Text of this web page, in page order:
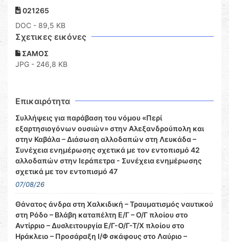
021265
DOC - 89,5 KB
Σχετικες εικόνες
ΣΑΜΟΣ
JPG - 246,8 KB
Επικαιρότητα
Συλλήψεις για παράβαση του νόμου «Περί
εξαρτησιογόνων ουσιών» στην Αλεξανδρούπολη και
στην Καβάλα – Διάσωση αλλοδαπών στη Λευκάδα –
Συνέχεια ενημέρωσης σχετικά με τον εντοπισμό 42
αλλοδαπών στην Ιεράπετρα - Συνέχεια ενημέρωσης
σχετικά με τον εντοπισμό 47
07/08/26
Θάνατος άνδρα στη Χαλκιδική – Τραυματισμός ναυτικού
στη Ρόδο – Βλάβη καταπέλτη Ε/Γ – Ο/Γ πλοίου στο
Αντίρριο – Δυσλειτουργία Ε/Γ-Ο/Γ-Τ/Χ πλοίου στο
Ηράκλειο – Προσάραξη Ι/Φ σκάφους στο Λαύριο –